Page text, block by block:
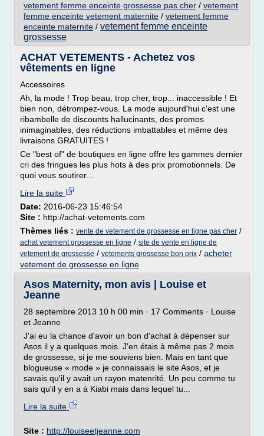
vetement femme enceinte grossesse pas cher / vetement
femme enceinte vetement maternite / vetement femme
enceinte maternite / vetement femme enceinte
grossesse
ACHAT VETEMENTS - Achetez vos
vêtements en ligne
Accessoires
Ah, la mode ! Trop beau, trop cher, trop... inaccessible ! Et
bien non, détrompez-vous. La mode aujourd'hui c'est une
ribambelle de discounts hallucinants, des promos
inimaginables, des réductions imbattables et même des
livraisons GRATUITES !
Ce "best of" de boutiques en ligne offre les gammes dernier
cri des fringues les plus hots à des prix promotionnels. De
quoi vous soutirer...
Lire la suite
Date: 2016-06-23 15:46:54
Site : http://achat-vetements.com
Thèmes liés : vente de vetement de grossesse en ligne pas cher /
achat vetement grossesse en ligne / site de vente en ligne de
vetement de grossesse / vetements grossesse bon prix / acheter
vetement de grossesse en ligne
Asos Maternity, mon avis | Louise et
Jeanne
28 septembre 2013 10 h 00 min · 17 Comments · Louise
et Jeanne
J'ai eu la chance d'avoir un bon d'achat à dépenser sur
Asos il y a quelques mois. J'en étais à même pas 2 mois
de grossesse, si je me souviens bien. Mais en tant que
blogueuse « mode » je connaissais le site Asos, et je
savais qu'il y avait un rayon matenrité. Un peu comme tu
sais qu'il y en a à Kiabi mais dans lequel tu...
Lire la suite
Site : http://louiseetjeanne.com